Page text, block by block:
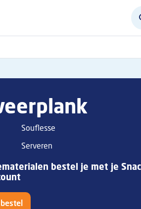
Souflesse
Serveren
bestel je met je